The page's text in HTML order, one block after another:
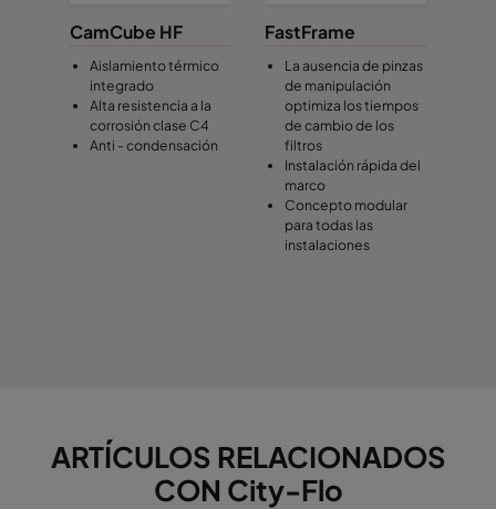
CamCube HF
Aislamiento térmico
integrado
Alta resistencia a la
corrosión clase C4
Anti - condensación
FastFrame
La ausencia de pinzas
de manipulación
optimiza los tiempos
de cambio de los
filtros
Instalación rápida del
marco
Concepto modular
para todas las
instalaciones
ARTÍCULOS RELACIONADOS
CON City-Flo